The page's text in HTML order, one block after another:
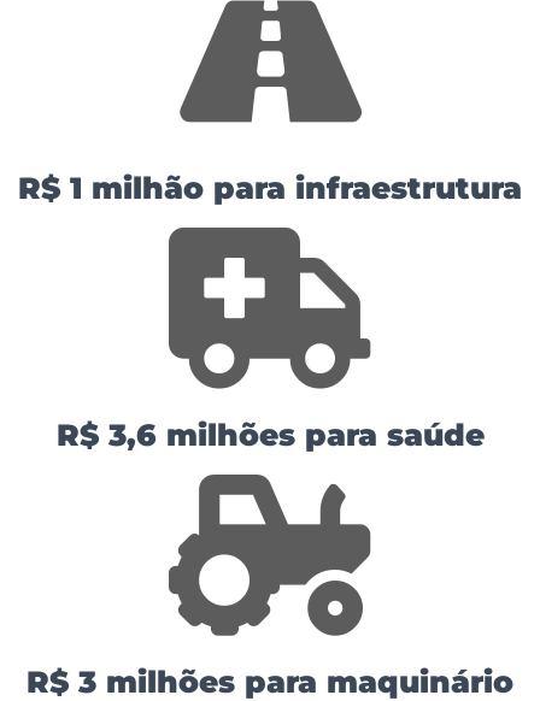
R$ 1 milhão para infraestrutura
R$ 3,6 milhões para saúde
R$ 3 milhões para maquinário